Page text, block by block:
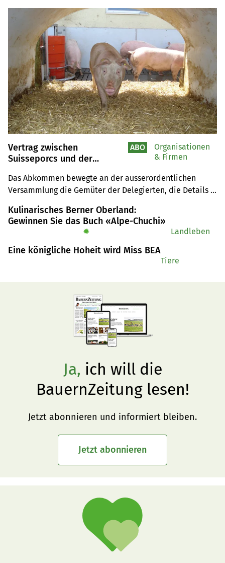
Vertrag zwischen
Suisseporcs und der
Diskussionen
Das Abkommen bewegte an der ausserordentlichen
Versammlung die Gemüter der Delegierten, die Details
stand sogar die Vertrauensfrage im Raum.
ABO
Organisationen
& Firmen
Kulinarisches Berner Oberland:
Gewinnen Sie das Buch «Alpe-Chuchi»
✹ Landleben
Eine königliche Hoheit wird Miss BEA
Tiere
Ja, ich will die
BauernZeitung lesen!
Jetzt abonnieren und informiert bleiben.
Jetzt abonnieren